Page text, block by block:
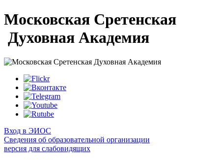
Московская Сретенская
Духовная Академия
Вход в ЭИОС
Сведения об образовательной организации
версия для слабовидящих